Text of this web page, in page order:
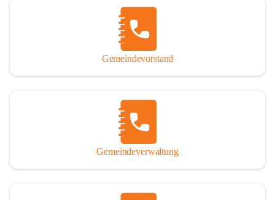
Gemeindevorstand
Gemeindeverwaltung